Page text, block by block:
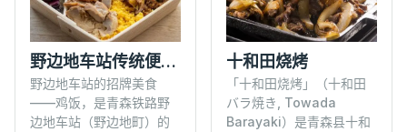
野边地车站传统便当鸡饭
野边地车站的招牌美食
——鸡饭，是青森铁路野
边地车站（野边地町）的
十和田烧烤
「十和田烧烤」（十和田
バラ焼き, Towada
Barayaki）是青森县十和